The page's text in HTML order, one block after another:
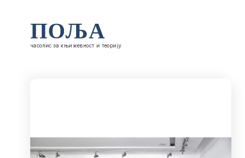
ПОЉА
часопис за књижевност и теорију